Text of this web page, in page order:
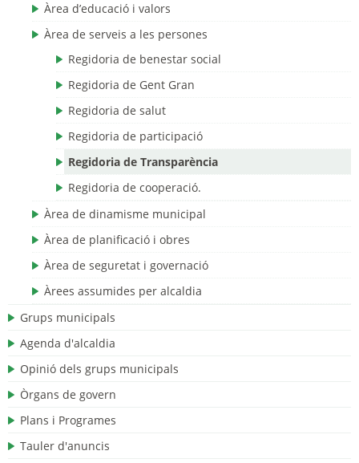
Àrea d’educació i valors
Àrea de serveis a les persones
Regidoria de benestar social
Regidoria de Gent Gran
Regidoria de salut
Regidoria de participació
Regidoria de Transparència
Regidoria de cooperació.
Àrea de dinamisme municipal
Àrea de planificació i obres
Àrea de seguretat i governació
Àrees assumides per alcaldia
Grups municipals
Agenda d'alcaldia
Opinió dels grups municipals
Òrgans de govern
Plans i Programes
Tauler d'anuncis